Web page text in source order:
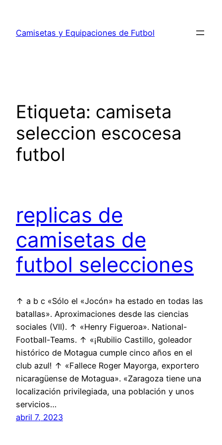
contenido
Camisetas y Equipaciones de Futbol
Etiqueta: camiseta
seleccion escocesa
futbol
replicas de
camisetas de
futbol selecciones
↑ a b c «Sólo el «Jocón» ha estado en todas las
batallas». Aproximaciones desde las ciencias
sociales (VII). ↑ «Henry Figueroa». National-
Football-Teams. ↑ «¡Rubilio Castillo, goleador
histórico de Motagua cumple cinco años en el
club azul! ↑ «Fallece Roger Mayorga, exportero
nicaragüense de Motagua». «Zaragoza tiene una
localización privilegiada, una población y unos
servicios…
abril 7, 2023